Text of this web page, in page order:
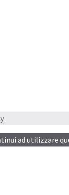
ad utilizzare